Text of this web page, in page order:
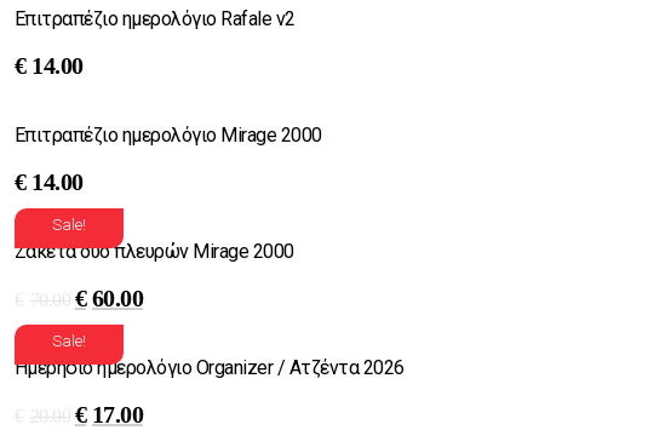
Επιτραπέζιο ημερολόγιο Rafale v2
€ 14.00
Επιτραπέζιο ημερολόγιο Μirage 2000
€ 14.00
Sale!
Ζακέτα δυο πλευρών Mirage 2000
€ 70.00 € 60.00
Sale!
Ημερήσιο ημερολόγιο Organizer / Ατζέντα 2026
€ 20.00 € 17.00